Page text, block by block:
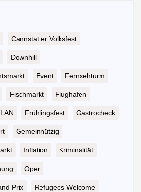
Cannstatter Volksfest
Downhill
Event Fernsehturm
Fischmarkt Flughafen
Frühlingsfest Gastrocheck
Gemeinnützig
Inflation Kriminalität
Oper
Prix Refugees Welcome